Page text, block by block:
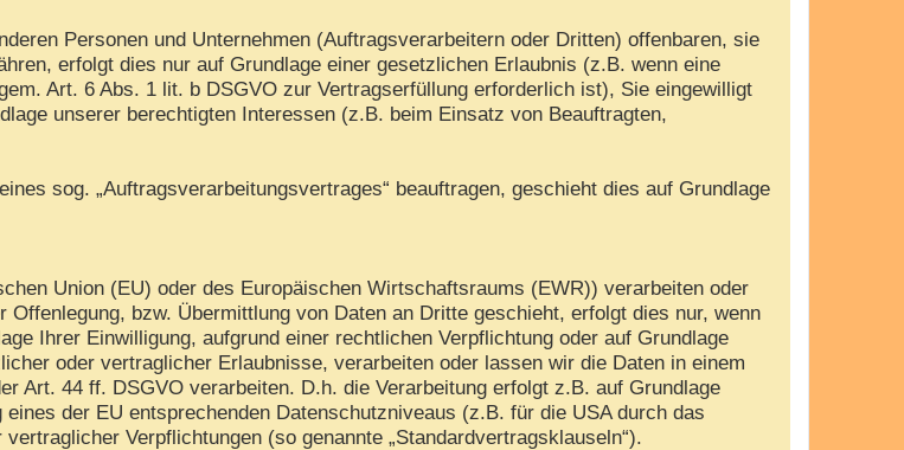
Personen und Unternehmen (Auftragsverarbeitern oder Dritten) offenbaren, sie
erfolgt dies nur auf Grundlage einer gesetzlichen Erlaubnis (z.B. wenn eine
Art. 6 Abs. 1 lit. b DSGVO zur Vertragserfüllung erforderlich ist), Sie eingewilligt
unserer berechtigten Interessen (z.B. beim Einsatz von Beauftragten,
sog. „Auftragsverarbeitungsvertrages“ beauftragen, geschieht dies auf Grundlage
Union (EU) oder des Europäischen Wirtschaftsraums (EWR)) verarbeiten oder
bzw. Übermittlung von Daten an Dritte geschieht, erfolgt dies nur, wenn
Ihrer Einwilligung, aufgrund einer rechtlichen Verpflichtung oder auf Grundlage
oder vertraglicher Erlaubnisse, verarbeiten oder lassen wir die Daten in einem
Art. 44 ff. DSGVO verarbeiten. D.h. die Verarbeitung erfolgt z.B. auf Grundlage
der EU entsprechenden Datenschutzniveaus (z.B. für die USA durch das
Verpflichtungen (so genannte „Standardvertragsklauseln“).